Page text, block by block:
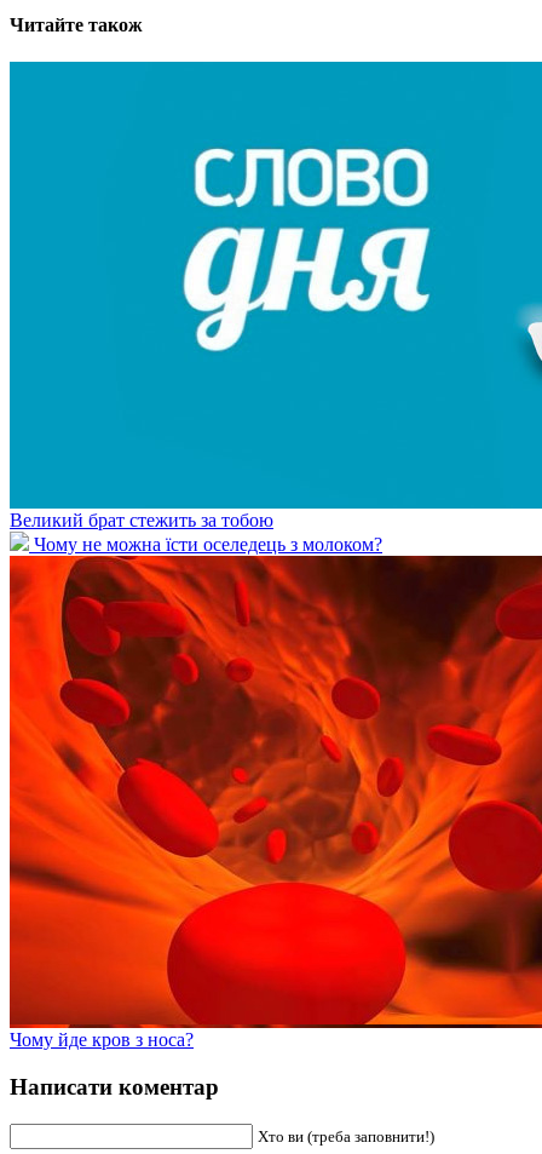
Читайте також
Великий брат стежить за тобою
Чому не можна їсти оселедець з молоком?
Чому йде кров з носа?
Написати коментар
Хто ви (треба заповнити!)